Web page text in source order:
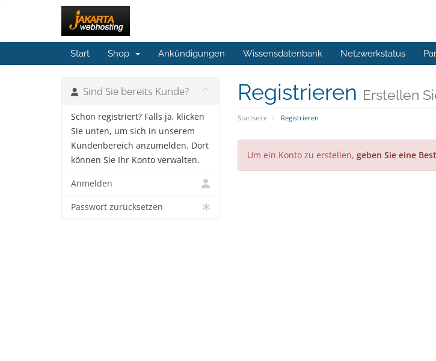
Start Shop Ankündigungen Wissensdatenbank Netzwerkstatus
Registrieren Erstellen
Startseite Registrieren
Sind Sie bereits Kunde?
Schon registriert? Falls ja, klicken
Sie unten, um sich in unserem
Kundenbereich anzumelden. Dort
können Sie Ihr Konto verwalten.
Anmelden
Passwort zurücksetzen
Um ein Konto zu erstellen, geben Sie eine